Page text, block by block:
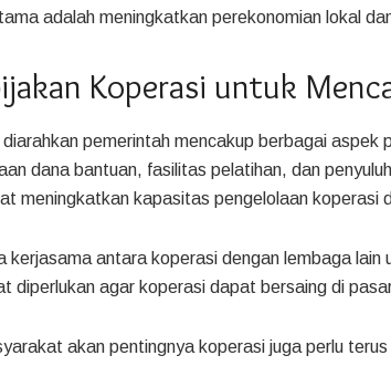
adalah meningkatkan perekonomian lokal
Koperasi untuk
diarahkan pemerintah mencakup berbagai
dana bantuan, fasilitas pelatihan, dan
meningkatkan kapasitas pengelolaan koperasi
kerjasama antara koperasi dengan lembaga lain
diperlukan agar koperasi dapat bersaing di
akan pentingnya koperasi juga perlu